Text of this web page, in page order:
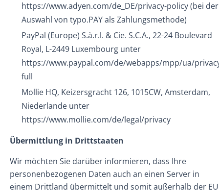
https://www.adyen.com/de_DE/privacy-policy(bei der
Auswahl von typo.PAY als Zahlungsmethode)
PayPal (Europe) S.à.r.l. & Cie. S.C.A., 22-24 Boulevard
Royal, L-2449 Luxembourg unter
https://www.paypal.com/de/webapps/mpp/ua/
full
Mollie HQ, Keizersgracht 126, 1015CW, Amsterdam,
Niederlande unter
https://www.mollie.com/de/legal/privacy
Übermittlung in Drittstaaten
Wir möchten Sie darüber informieren, dass Ihre
personenbezogenen Daten auch an einen Server in
einem Drittland übermittelt und somit außerhalb der EU